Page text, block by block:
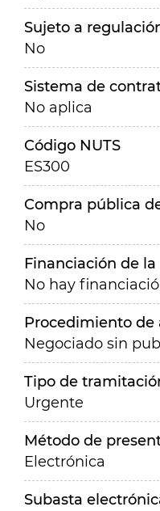
Sujeto a
No
Sistema de
No aplica
Código NUTS
ES300
Compra pública
No
Financiación de
No hay
Procedimiento de
Negociado sin
Tipo de
Urgente
Método de
Electrónica
Subasta